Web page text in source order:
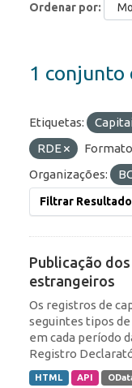
Ordenar por
1 conjunto
Etiquetas:
RDE
Organizações:
Filtrar
Publicação
estrangeiros
Os registros de
seguintes tipos
em cada período
Registro
HTML API